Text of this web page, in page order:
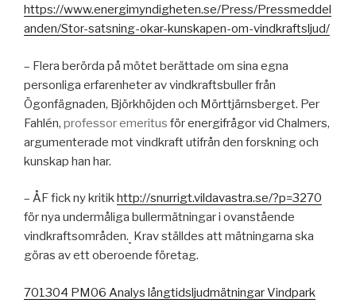
https://www.energimyndigheten.se/Press/Pressmeddel
anden/Stor-satsning-okar-kunskapen-om-vindkraftsljud/
– Flera berörda på mötet berättade om sina egna
personliga erfarenheter av vindkraftsbuller från
Ögonfägnaden, Björkhöjden och Mörttjärnsberget. Per
Fahlén, professor emeritus för energifrågor vid Chalmers,
argumenterade mot vindkraft utifrån den forskning och
kunskap han har.
– ÅF fick ny kritikhttp://snurrigt.vildavastra.se/?p=3270
för nya undermåliga bullermätningar i ovanstående
vindkraftsområden. Krav ställdes att mätningarna ska
göras av ett oberoende företag.
701304 PM06 Analys långtidsljudmätningar Vindpark